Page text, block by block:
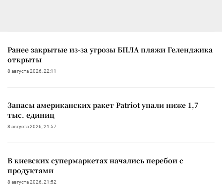
Ранее закрытые из-за угрозы БПЛА пляжи Геленджика
открыты
8 августа 2026, 22:11
Запасы американских ракет Patriot упали ниже 1,7
тыс. единиц
8 августа 2026, 21:57
В киевских супермаркетах начались перебои с
продуктами
8 августа 2026, 21:52